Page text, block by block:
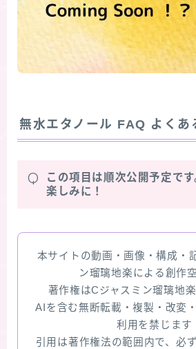
無水エタノール FAQ よくあ
Q
この項目は順次公開予定で
楽しみに！
本サイトの動画・画像・構成・
ン瑠璃地楽による創作
著作権はCジャスミン瑠璃地
AIを含む無断転載・複製・改変
利用を禁じます
引用は著作権法の範囲内で、必